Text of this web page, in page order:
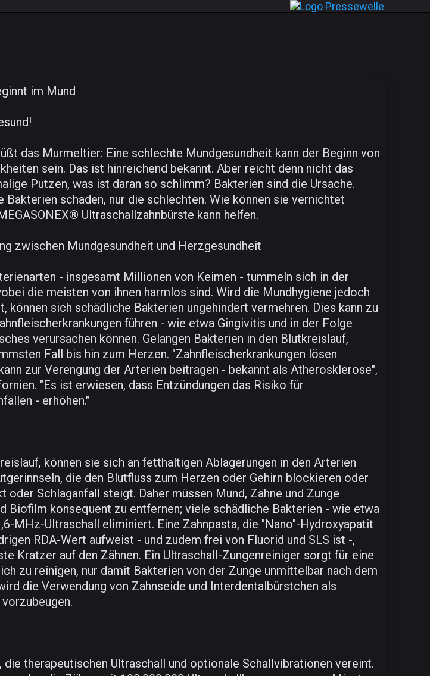
im Mund
das Murmeltier: Eine schlechte Mundgesundheit kann der Beginn von
sein. Das ist hinreichend bekannt. Aber reicht denn nicht das
Putzen, was ist daran so schlimm? Bakterien sind die Ursache.
Bakterien schaden, nur die schlechten. Wie können sie vernichtet
Ultraschallzahnbürste kann helfen.
zwischen Mundgesundheit und Herzgesundheit
- insgesamt Millionen von Keimen - tummeln sich in der
die meisten von ihnen harmlos sind. Wird die Mundhygiene jedoch
können sich schädliche Bakterien ungehindert vermehren. Dies kann zu
führen - wie etwa Gingivitis und in der Folge
verursachen können. Gelangen Bakterien in den Blutkreislauf,
Fall bis hin zum Herzen. "Zahnfleischerkrankungen lösen
zur Verengung der Arterien beitragen - bekannt als Atherosklerose",
"Es ist erwiesen, dass Entzündungen das Risiko für
- erhöhen."
können sie sich an fetthaltigen Ablagerungen in den Arterien
die den Blutfluss zum Herzen oder Gehirn blockieren oder
Schlaganfall steigt. Daher müssen Mund, Zähne und Zunge
Biofilm konsequent zu entfernen; viele schädliche Bakterien - wie etwa
MHz-Ultraschall eliminiert. Eine Zahnpasta, die "Nano"-Hydroxyapatit
RDA-Wert aufweist - und zudem frei von Fluorid und SLS ist -,
Kratzer auf den Zähnen. Ein Ultraschall-Zungenreiniger sorgt für eine
zu reinigen, nur damit Bakterien von der Zunge unmittelbar nach dem
die Verwendung von Zahnseide und Interdentalbürstchen als
therapeutischen Ultraschall und optionale Schallvibrationen vereint.